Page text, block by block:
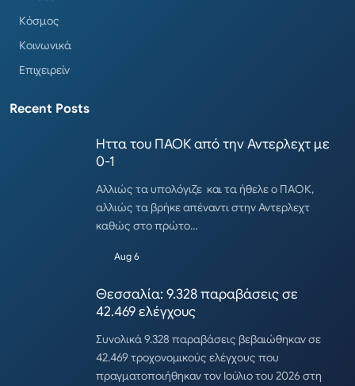
Κόσμος
Κοινωνικά
Επιχειρείν
Recent Posts
Ηττα του ΠΑΟΚ από την Αντερλεχτ με
0-1
Αλλιώς τα υπολόγιζε και τα ήθελε ο ΠΑΟΚ,
αλλιώς τα βρήκε απέναντι στην Αντερλεχτ
καθώς στο πρώτο…
Aug 6
Θεσσαλία: 9.328 παραβάσεις σε
42.469 ελέγχους
Συνολικά 9.328 παραβάσεις βεβαιώθηκαν σε
42.469 τροχονομικούς ελέγχους που
πραγματοποιήθηκαν τον Ιούλιο του 2026 στη